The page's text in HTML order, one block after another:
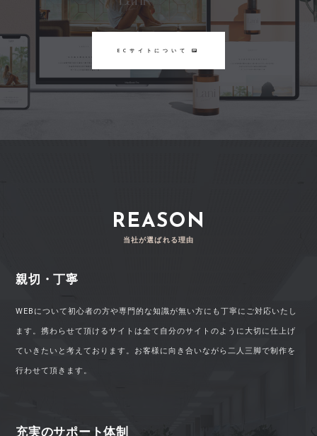
ECサイトについて
REASON
当社が選ばれる理由
親切・丁寧
WEBについて初心者の方や専門的な知識が無い方にも丁寧にご対応いたし
ます。携わらせて頂けるサイトは全て自分のサイトのように大切に仕上げ
ていきたいと考えております。お客様に向き合いながら二人三脚で制作を
行わせて頂きます。
充実のサポート体制